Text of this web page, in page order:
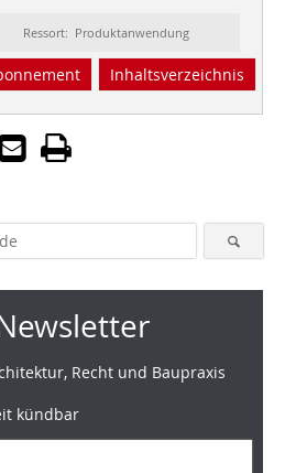
Ressort: Produktanwendung
Inhaltsverzeichnis
Recht und Baupraxis
kündbar